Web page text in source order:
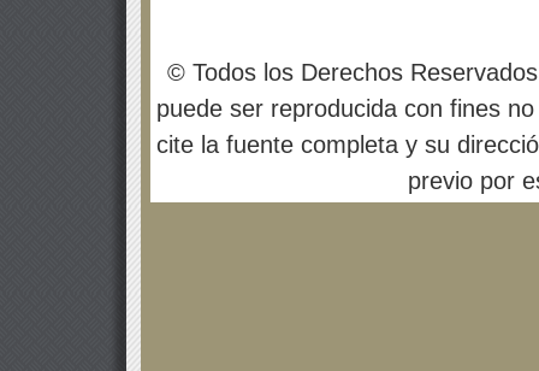
© Todos los Derechos
puede ser reproducida con fines
cite la fuente completa y su
previo por